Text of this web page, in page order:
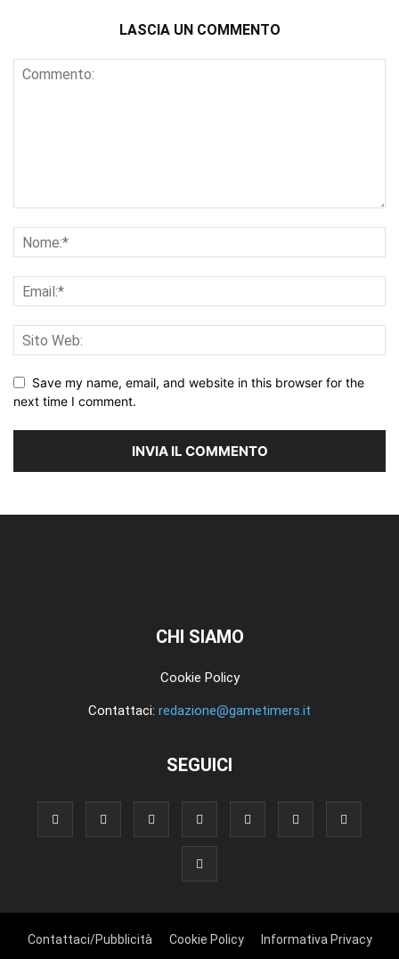
LASCIA UN COMMENTO
Save my name, email, and website in this browser for the
next time I comment.
CHI SIAMO
Cookie Policy
Contattaci: redazione@gametimers.it
SEGUICI
Contattaci/Pubblicità Cookie Policy Informativa Privacy